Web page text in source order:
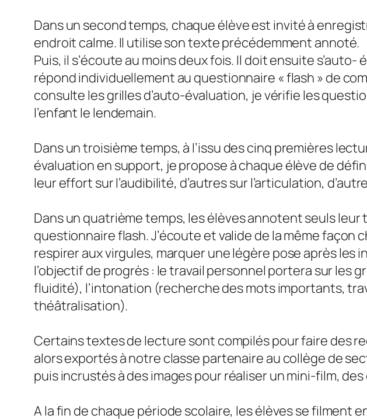
Dans un second temps, chaque élève est invité à
endroit calme. Il utilise son texte précédemment annoté.
Puis, il s’écoute au moins deux fois. Il doit ensuite
répond individuellement au questionnaire « flash » de
consulte les grilles d’auto-évaluation, je vérifie les
l’enfant le lendemain.
Dans un troisième temps, à l’issu des cinq premières
évaluation en support, je propose à chaque élève de
leur effort sur l’audibilité, d’autres sur l’articulation,
Dans un quatrième temps, les élèves annotent seuls
questionnaire flash. J’écoute et valide de la même
respirer aux virgules, marquer une légère pose après les
l’objectif de progrès : le travail personnel portera sur les
fluidité), l’intonation (recherche des mots importants,
théâtralisation).
Certains textes de lecture sont compilés pour faire des
alors exportés à notre classe partenaire au collège de
puis incrustés à des images pour réaliser un mini-film,
A la fin de chaque période scolaire, les élèves se filment